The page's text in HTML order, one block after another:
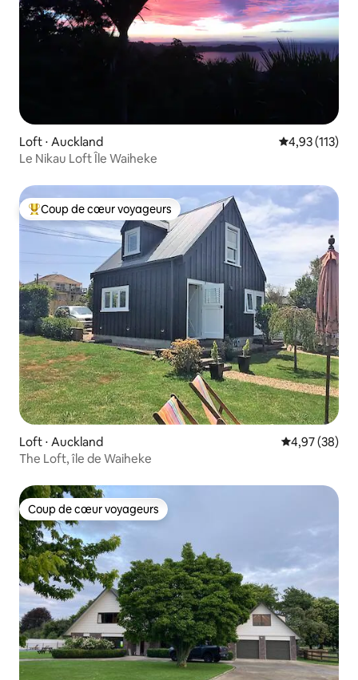
Loft ⋅ Auckland Évaluation
4,93 (113)
Le Nikau Loft Île Waiheke
Coups de cœur voyageurs les plus appréciés
Coup de cœur voyageurs
Loft ⋅ Auckland Évaluation
4,97 (38)
The Loft, île de Waiheke
Coup de cœur voyageurs
Coup de cœur voyageurs